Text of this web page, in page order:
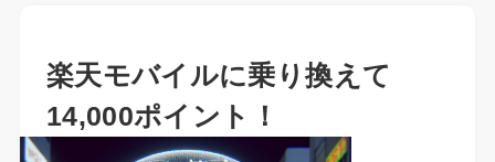
楽天モバイルに乗り換えて
14,000ポイント！